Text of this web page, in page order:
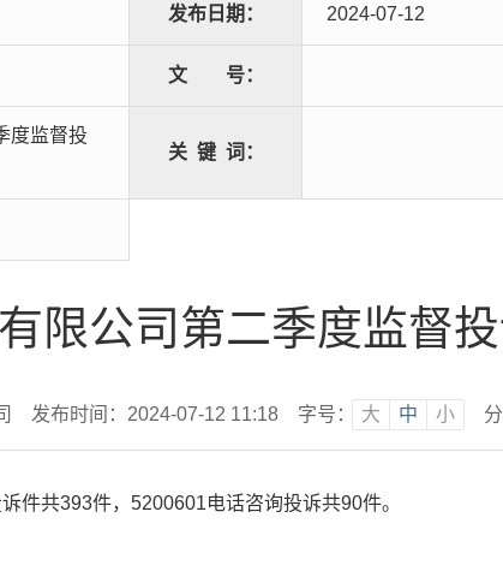
发布日期： 2024-07-12
文 号：
度监督投
关 键 词：
限公司第二季度监督
发布时间：2024-07-12 11:18 字号： 大 中 小
共393件，5200601电话咨询投诉共90件。